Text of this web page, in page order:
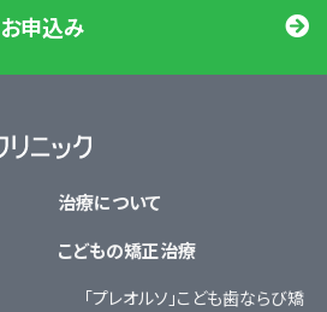
申込み
治療について
こどもの矯正治療
「プレオルソ」こども歯ならび矯